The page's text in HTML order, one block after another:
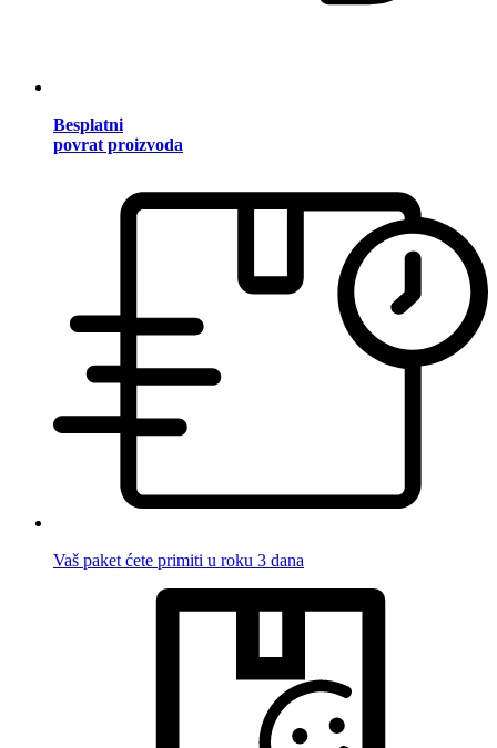
Besplatni
povrat proizvoda
Vaš paket ćete primiti u roku 3 dana